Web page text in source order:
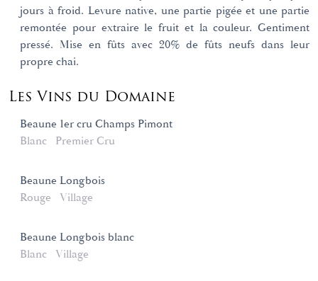
jours à froid. Levure native, une partie pigée et une partie
remontée pour extraire le fruit et la couleur. Gentiment
pressé. Mise en fûts avec 20% de fûts neufs dans leur
propre chai.
Les Vins du Domaine
Beaune 1er cru Champs Pimont
Blanc
Premier Cru
Beaune Longbois
Rouge
Village
Beaune Longbois blanc
Blanc
Village